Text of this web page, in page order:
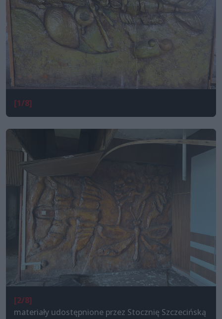
[1/8]
[2/8]
materiały udostępnione przez Stocznię Szczecińską